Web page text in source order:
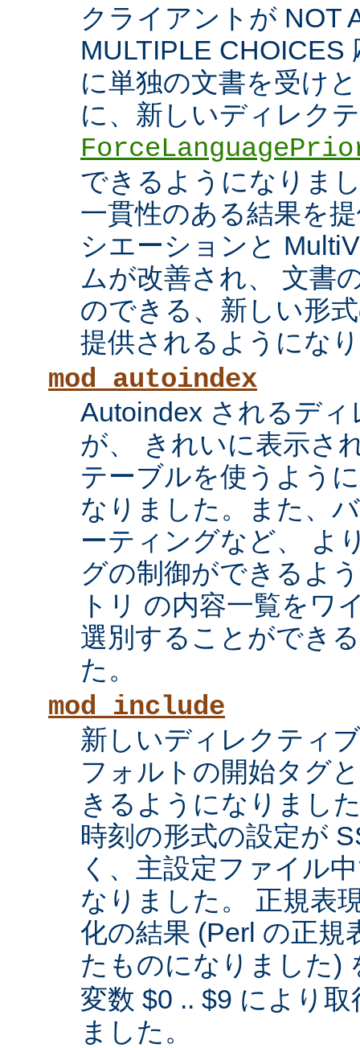
クライアントが NOT
MULTIPLE CHOICES
に単独の文書を受け
に、新しいディレク
できるようになりま
一貫性のある結果を
シエーションと
ムが改善され、 文書
のできる、新しい形
提供されるようにな
mod_autoindex
Autoindex されるデ
が、 きれいに表示さ
テーブルを使うよう
なりました。また、
ーティングなど、 よ
グの制御ができるよ
トリ の内容一覧をワ
選別することができ
た。
mod_include
新しいディレクティ
フォルトの開始タグ
きるようになりまし
時刻の形式の設定が
く、主設定ファイル
なりました。 正規表
化の結果 (Perl の正規
たものになりました)
変数 $0 .. $9 により
ました。